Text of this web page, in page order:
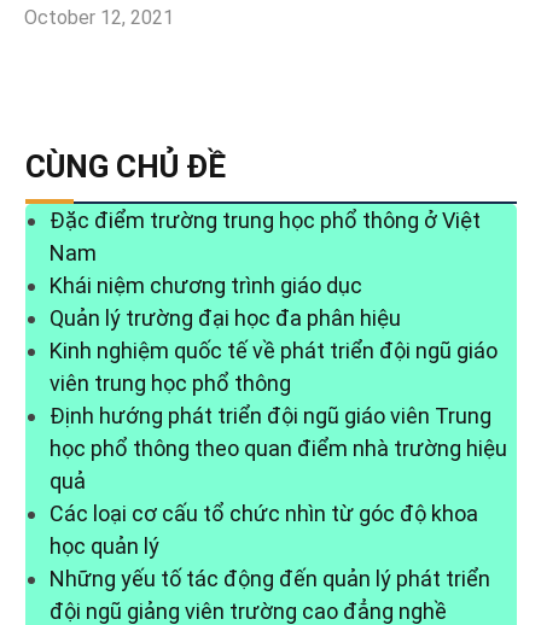
October 12, 2021
CÙNG CHỦ ĐỀ
Đặc điểm trường trung học phổ thông ở Việt
Nam
Khái niệm chương trình giáo dục
Quản lý trường đại học đa phân hiệu
Kinh nghiệm quốc tế về phát triển đội ngũ giáo
viên trung học phổ thông
Định hướng phát triển đội ngũ giáo viên Trung
học phổ thông theo quan điểm nhà trường hiệu
quả
Các loại cơ cấu tổ chức nhìn từ góc độ khoa
học quản lý
Những yếu tố tác động đến quản lý phát triển
đội ngũ giảng viên trường cao đẳng nghề